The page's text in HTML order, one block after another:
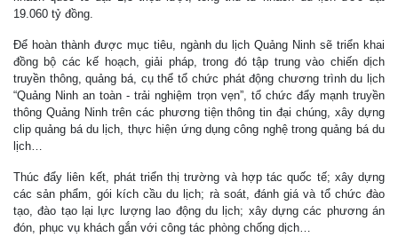
19.060 tỷ đồng.
Để hoàn thành được mục tiêu, ngành du lịch Quảng Ninh sẽ triển khai
đồng bộ các kế hoạch, giải pháp, trong đó tập trung vào chiến dịch
truyền thông, quảng bá, cụ thể tổ chức phát động chương trình du lịch
“Quảng Ninh an toàn - trải nghiệm trọn vẹn”, tổ chức đẩy mạnh truyền
thông Quảng Ninh trên các phương tiện thông tin đại chúng, xây dựng
clip quảng bá du lịch, thực hiện ứng dụng công nghệ trong quảng bá du
lịch…
Thúc đẩy liên kết, phát triển thị trường và hợp tác quốc tế; xây dựng
các sản phẩm, gói kích cầu du lịch; rà soát, đánh giá và tổ chức đào
tạo, đào tạo lại lực lượng lao động du lịch; xây dựng các phương án
đón, phục vụ khách gắn với công tác phòng chống dịch…